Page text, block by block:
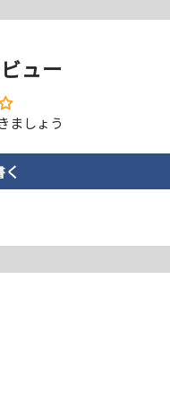
ィルム
スの隙間から入り込んだ
ュー
ましょう